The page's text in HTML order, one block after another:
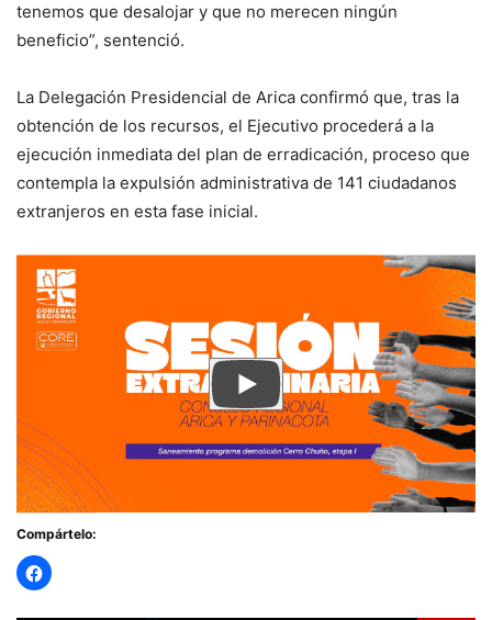
tenemos que desalojar y que no merecen ningún
beneficio”, sentenció.
La Delegación Presidencial de Arica confirmó que, tras la
obtención de los recursos, el Ejecutivo procederá a la
ejecución inmediata del plan de erradicación, proceso que
contempla la expulsión administrativa de 141 ciudadanos
extranjeros en esta fase inicial.
Compártelo: